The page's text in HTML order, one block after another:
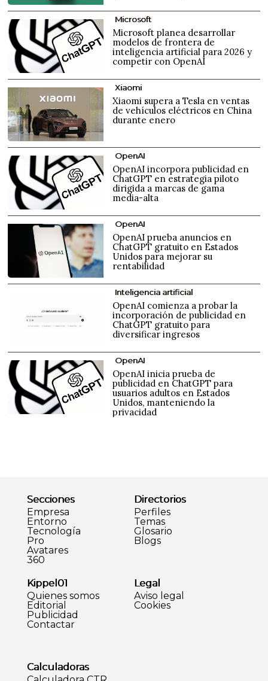
Microsoft
Microsoft planea desarrollar
modelos de frontera de
inteligencia artificial para 2026 y
competir con OpenAI
Xiaomi
Xiaomi supera a Tesla en ventas
de vehículos eléctricos en China
durante enero
OpenAI
OpenAI incorpora publicidad en
ChatGPT en estrategia piloto
dirigida a marcas de gama
media-alta
OpenAI
OpenAI prueba anuncios en
ChatGPT gratuito en Estados
Unidos para mejorar su
rentabilidad
Inteligencia artificial
OpenAI comienza a probar la
incorporación de publicidad en
ChatGPT gratuito para
diversificar ingresos
OpenAI
OpenAI inicia prueba de
publicidad en ChatGPT para
usuarios adultos en Estados
Unidos, manteniendo la
privacidad
Secciones
Empresa
Entorno
Tecnología
Pro
Avatares
360
Directorios
Perfiles
Temas
Glosario
Blogs
Kippel01
Quienes somos
Editorial
Publicidad
Contactar
Legal
Aviso legal
Cookies
Calculadoras